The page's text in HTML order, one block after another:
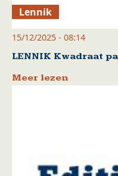
Lennik
15/12/2025 - 08:14
LENNIK Kwadraat
Meer lezen